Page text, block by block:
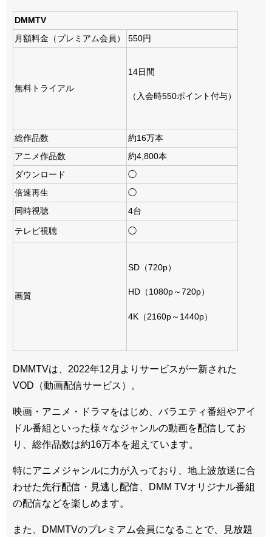
DMMTV
月額料金（プレミアム会員）
550円
無料トライアル
14日間
（入会時550ポイント付与）
総作品数
約16万本
アニメ作品数
約4,800本
ダウンロード
◯
倍速再生
◯
同時視聴
4台
テレビ視聴 ◯
画質
SD（720p）
HD（1080p～720p）
4K（2160p～1440p）
DMMTVは、2022年12月よりサービスが一新された
VOD（動画配信サービス）。
映画・アニメ・ドラマをはじめ、バラエティ番組やアイ
ドル番組といった様々なジャンルの動画を配信してお
り、総作品数は約16万本を超えています。
特にアニメジャンルに力が入っており、地上波放送に合
わせた先行配信・見逃し配信、DMM TVオリジナル番組
の配信などを楽しめます。
また、DMMTVのプレミアム会員になることで、見放題